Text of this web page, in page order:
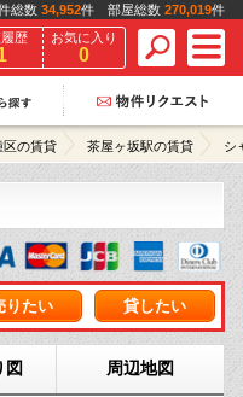
総数 34,952件 部屋総数 270,019件
歴
お気に入り
0
区の賃貸 茶屋ヶ坂駅の賃貸 シ
りたい 貸したい
図 周辺地図